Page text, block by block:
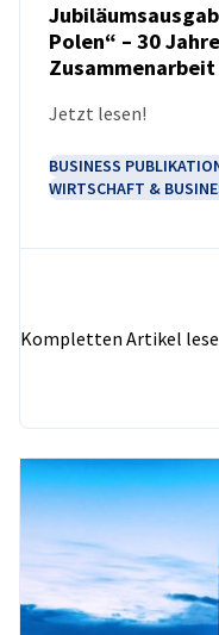
NEUIGKEITEN
Polen“ – 30
Zusammenarbeit
Jetzt lesen!
BUSINESS
WIRTSCHAFT &
Kompletten Artikel